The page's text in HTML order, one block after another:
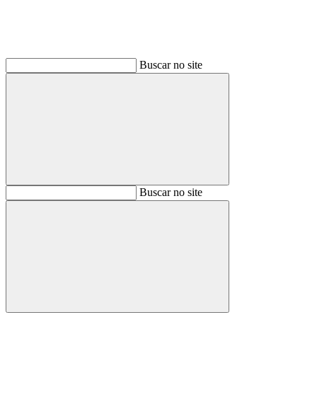
Buscar no site
BuscarBuscar no site
Buscar